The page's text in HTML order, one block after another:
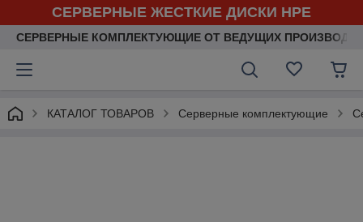
СЕРВЕРНЫЕ ЖЕСТКИЕ ДИСКИ HPE
СЕРВЕРНЫЕ КОМПЛЕКТУЮЩИЕ ОТ ВЕДУЩИХ
КАТАЛОГ ТОВАРОВ Серверные комплектующие